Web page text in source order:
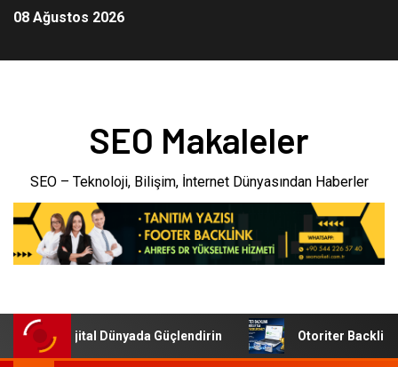
08 Ağustos 2026
SEO Makaleler
SEO – Teknoloji, Bilişim, İnternet Dünyasından Haberler
Dijital Dünyada Güçlendirin Otoriter Backlink ile